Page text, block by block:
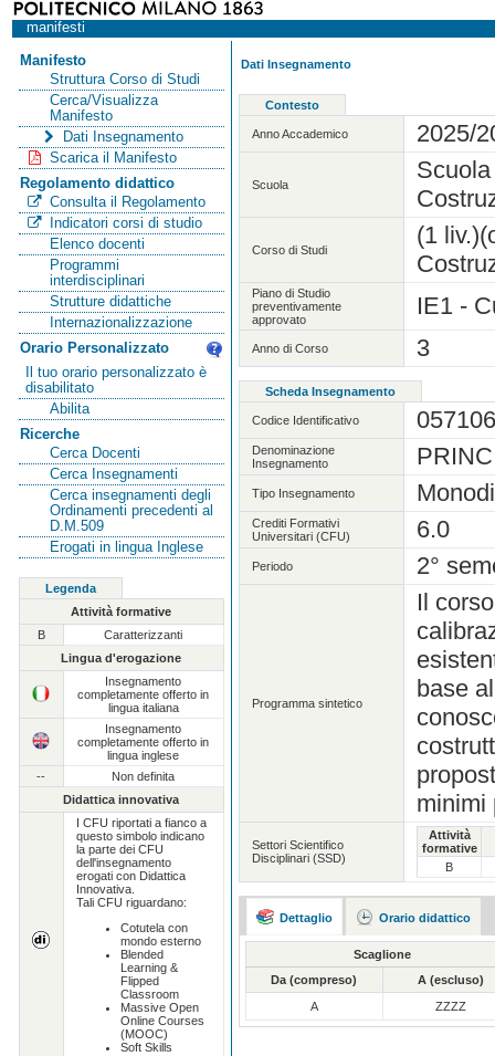
manifesti
Manifesto
Struttura Corso di Studi
Cerca/Visualizza
Manifesto
Dati Insegnamento
Scarica il Manifesto
Regolamento didattico
Consulta il Regolamento
Indicatori corsi di studio
Elenco docenti
Programmi
interdisciplinari
Strutture didattiche
Internazionalizzazione
Orario Personalizzato
Il tuo orario personalizzato è
disabilitato
Abilita
Ricerche
Cerca Docenti
Cerca Insegnamenti
Cerca insegnamenti degli
Ordinamenti precedenti al
D.M.509
Erogati in lingua Inglese
Legenda
Attività formative
B
Caratterizzanti
Lingua d'erogazione
Insegnamento
completamente offerto in
lingua italiana
Insegnamento
completamente offerto in
lingua inglese
--
Non definita
Didattica innovativa
I CFU riportati a fianco a
questo simbolo indicano
la parte dei CFU
dell'insegnamento
erogati con Didattica
Innovativa.
Tali CFU riguardano:
Cotutela con
mondo esterno
Blended
Learning &
Flipped
Classroom
Massive Open
Online Courses
(MOOC)
Soft Skills
Dati Insegnamento
Contesto
Anno Accademico 2025/
Scuola
Corso di Studi
(1
Piano di Studio
preventivamente
approvato
IE1 -
Anno di Corso 3
Scheda Insegnamento
Codice Identificativo
Denominazione
Insegnamento
Tipo Insegnamento
Crediti Formativi
Universitari (CFU)
6.0
Periodo 2°
Programma sintetico
Il
base
minimi
Settori Scientifico
Disciplinari (SSD)
Attività
formative
B
Dettaglio Orario didattico
Scaglione
Da (compreso)
A (escluso)
A
ZZZZ